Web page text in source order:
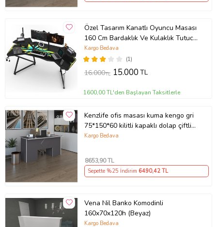
Özel Tasarım Kanatlı Oyuncu Masası
160 Cm Bardaklık Ve Kulaklık Tutucu
Hediye
(1)
Kargo Bedava
16.000TL 15.000TL
1600,00 TL'den Başlayan Taksitlerle
Kenzlife ofis masası kuma kengo gri
75*150*60 kilitli kapaklı dolap çiftli
eşkenar bilgisayar çalışma masası
Kargo Bedava
8653,90 TL
Sepette %25 İndirim 6490,42 TL
Vena Nil Banko Komodinli
160x70x120h (Beyaz)
Kargo Bedava